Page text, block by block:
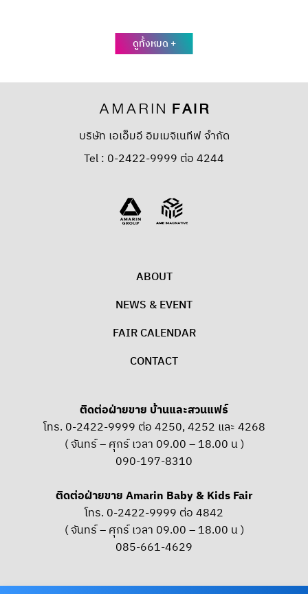
ดูทั้งหมด +
บริษัท เอเอ็มอี อิมเมจิเนทีฟ จำกัด
Tel : 0-2422-9999 ต่อ 4244
ABOUT
NEWS & EVENT
FAIR CALENDAR
CONTACT
ติดต่อฝ่ายขาย บ้านและสวนแฟร์
โทร. 0-2422-9999 ต่อ 4250, 4252 และ 4268
( จันทร์ – ศุกร์ เวลา 09.00 – 18.00 น )
090-197-8310
ติดต่อฝ่ายขาย Amarin Baby & Kids Fair
โทร. 0-2422-9999 ต่อ 4842
( จันทร์ – ศุกร์ เวลา 09.00 – 18.00 น )
085-661-4629